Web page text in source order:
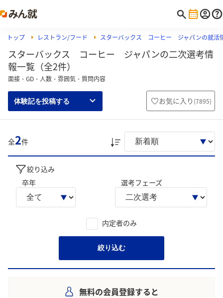
トップ レストラン/フード スターバックス コーヒー ジャパンの就活
スターバックス コーヒー ジャパンの二次選考情
報一覧（全2件）
面接・GD・人数・雰囲気・質問内容
体験記を投稿する お気に入り (7895)
全2件
絞り込み
卒年
選考フェーズ
内定者のみ
絞り込む
無料の会員登録すると